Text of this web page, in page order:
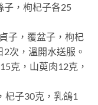
，枸杞子各25
，覆盆子，枸杞
次，溫開水送服。
克，山萸肉12克，
子30克，乳鴿1